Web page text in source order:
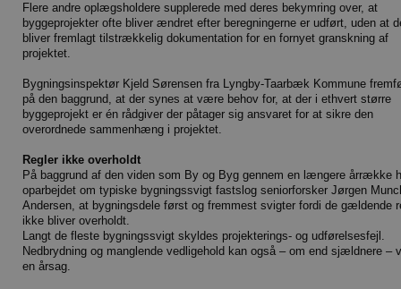
Flere andre oplægsholdere supplerede med deres bekymring over, at
byggeprojekter ofte bliver ændret efter beregningerne er udført, uden at
bliver fremlagt tilstrækkelig dokumentation for en fornyet granskning af
projektet.
Bygningsinspektør Kjeld Sørensen fra Lyngby-Taarbæk Kommune
på den baggrund, at der synes at være behov for, at der i ethvert større
byggeprojekt er én rådgiver der påtager sig ansvaret for at sikre den
overordnede sammenhæng i projektet.
Regler ikke overholdt
På baggrund af den viden som By og Byg gennem en længere årrække
oparbejdet om typiske bygningssvigt fastslog seniorforsker Jørgen
Andersen, at bygningsdele først og fremmest svigter fordi de gældende
ikke bliver overholdt.
Langt de fleste bygningssvigt skyldes projekterings- og udførelsesfejl.
Nedbrydning og manglende vedligehold kan også – om end sjældnere –
en årsag.